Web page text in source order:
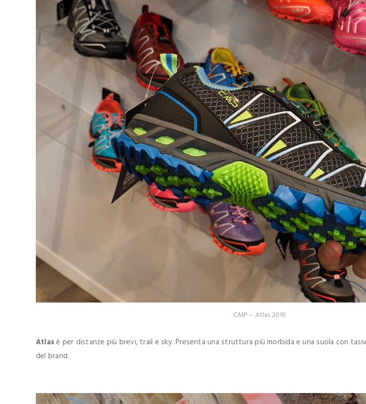
CMP – Atlas 2016
Atlasè per distanze più brevi, trail e sky. Presenta una struttura più morbida e una suola con
del brand.